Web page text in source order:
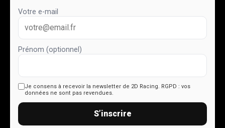
Votre e-mail
Prénom (optionnel)
Je consens à recevoir la newsletter de 2D Racing. RGPD : vos
données ne sont pas revendues.
S’inscrire